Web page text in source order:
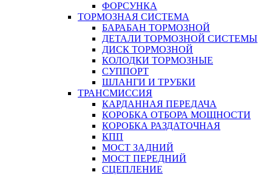
ФОРСУНКА
ТОРМОЗНАЯ СИСТЕМА
БАРАБАН ТОРМОЗНОЙ
ДЕТАЛИ ТОРМОЗНОЙ СИСТЕМЫ
ДИСК ТОРМОЗНОЙ
КОЛОДКИ ТОРМОЗНЫЕ
СУППОРТ
ШЛАНГИ И ТРУБКИ
ТРАНСМИССИЯ
КАРДАННАЯ ПЕРЕДАЧА
КОРОБКА ОТБОРА МОЩНОСТИ
КОРОБКА РАЗДАТОЧНАЯ
КПП
МОСТ ЗАДНИЙ
МОСТ ПЕРЕДНИЙ
СЦЕПЛЕНИЕ